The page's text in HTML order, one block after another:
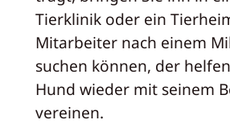
Tierklinik oder ein
Mitarbeiter nach einem
suchen können, der
Hund wieder mit seinem
vereinen.